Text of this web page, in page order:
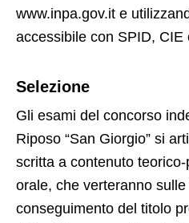
www.inpa.gov.it e
accessibile con SPID, CIE
Selezione
Gli esami del concorso
Riposo “San Giorgio” si
scritta a contenuto
orale, che verteranno
conseguimento del titolo